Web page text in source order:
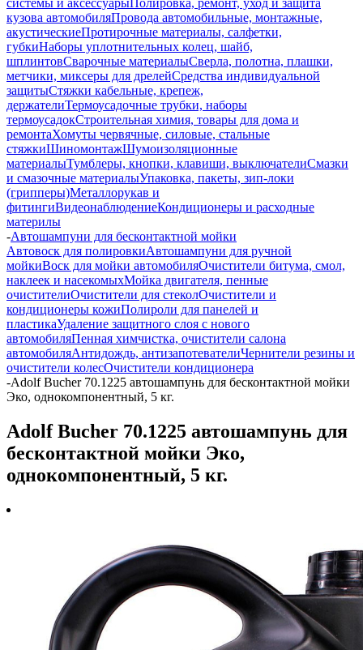
системы и аксессуарыПолировка, ремонт, уход и защита
кузова автомобиляПровода автомобильные, монтажные,
акустическиеПротирочные материалы, салфетки,
губкиНаборы уплотнительных колец, шайб,
шплинтовСварочные материалыСверла, полотна, плашки,
метчики, миксеры для дрелейСредства индивидуальной
защитыСтяжки кабельные, крепеж,
держателиТермоусадочные трубки, наборы
термоусадокСтроительная химия, товары для дома и
ремонтаХомуты червячные, силовые, стальные
стяжкиШиномонтажШумоизоляционные
материалыТумблеры, кнопки, клавиши, выключателиСмазки
и смазочные материалыУпаковка, пакеты, зип-локи
(грипперы)Металлорукав и
фитингиВидеонаблюдениеКондиционеры и расходные
материлы
-Автошампуни для бесконтактной мойки
Автовоск для полировкиАвтошампуни для ручной
мойкиВоск для мойки автомобиляОчистители битума, смол,
наклеек и насекомыхМойка двигателя, пенные
очистителиОчистители для стеколОчистители и
кондиционеры кожиПолироли для панелей и
пластикаУдаление защитного слоя с нового
автомобиляПенная химчистка, очистители салона
автомобиляАнтидождь, антизапотевателиЧернители резины и
очистители колесОчистители кондиционера
-Adolf Bucher 70.1225 автошампунь для бесконтактной мойки
Эко, однокомпонентный, 5 кг.
Adolf Bucher 70.1225 автошампунь для
бесконтактной мойки Эко,
однокомпонентный, 5 кг.